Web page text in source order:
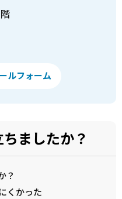
ルフォーム
ましたか？
？
くかった